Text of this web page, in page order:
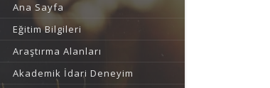
Ana Sayfa
Eğitim Bilgileri
Araştırma Alanları
Akademik İdari Deneyim